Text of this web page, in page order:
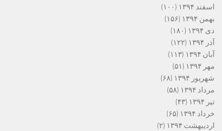
اسفند ۱۳۹۴
(۱۰۰)
بهمن ۱۳۹۴
(۱۵۶)
دی ۱۳۹۴
(۱۸۰)
آذر ۱۳۹۴
(۱۲۲)
آبان ۱۳۹۴
(۱۱۳)
مهر ۱۳۹۴
(۵۱)
شهریور ۱۳۹۴
(۶۸)
مرداد ۱۳۹۴
(۵۸)
تیر ۱۳۹۴
(۴۳)
خرداد ۱۳۹۴
(۶۵)
اردیبهشت ۱۳۹۴
(۲)